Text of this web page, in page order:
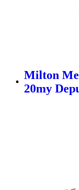
Milton
20my